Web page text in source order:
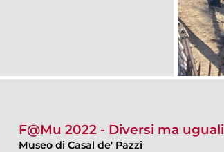
F@Mu 2022 - Diversi ma uguali
Museo di Casal de' Pazzi